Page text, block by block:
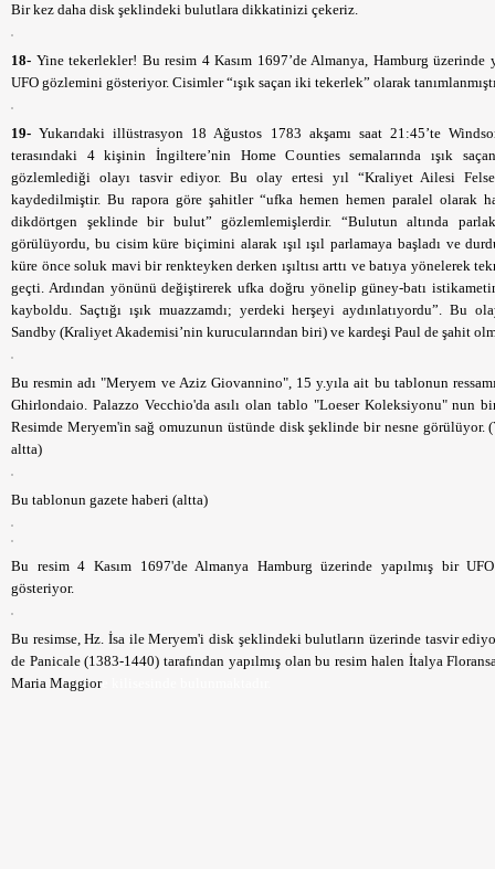
Bir kez daha disk şeklindeki bulutlara dikkatinizi çekeriz.
18- Yine tekerlekler! Bu resim 4 Kasım 1697’de Almanya, Hamburg üzerinde
UFO gözlemini gösteriyor. Cisimler “ışık saçan iki tekerlek” olarak
19- Yukarıdaki illüstrasyon 18 Ağustos 1783 akşamı saat 21:45’te
terasındaki 4 kişinin İngiltere’nin Home Counties semalarında ışık
gözlemlediği olayı tasvir ediyor. Bu olay ertesi yıl “Kraliyet Ailesi
kaydedilmiştir. Bu rapora göre şahitler “ufka hemen hemen paralel olarak
dikdörtgen şeklinde bir bulut” gözlemlemişlerdir. “Bulutun altında
görülüyordu, bu cisim küre biçimini alarak ışıl ışıl parlamaya başladı ve
küre önce soluk mavi bir renkteyken derken ışıltısı arttı ve batıya yönelerek
geçti. Ardından yönünü değiştirerek ufka doğru yönelip güney-batı
kayboldu. Saçtığı ışık muazzamdı; yerdeki herşeyi aydınlatıyordu”. Bu
Sandby (Kraliyet Akademisi’nin kurucularından biri) ve kardeşi Paul de şahit
Bu resmin adı "Meryem ve Aziz Giovannino", 15 y.yıla ait bu tablonun
Ghirlondaio. Palazzo Vecchio'da asılı olan tablo "Loeser Koleksiyonu" nun bir
Resimde Meryem'in sağ omuzunun üstünde disk şeklinde bir nesne görülüyor.
altta)
Bu tablonun gazete haberi (altta)
Bu resim 4 Kasım 1697'de Almanya Hamburg üzerinde yapılmış bir
gösteriyor.
Bu resimse, Hz. İsa ile Meryem'i disk şeklindeki bulutların üzerinde tasvir
de Panicale (1383-1440) tarafından yapılmış olan bu resim halen İtalya
Maria Maggiore kilisesinde bulunmaktadır.